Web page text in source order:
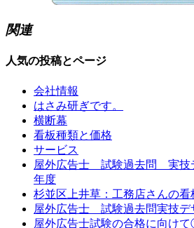
関連
人気の投稿とページ
会社情報
はさみ研ぎです。
横断幕
看板種類と価格
サービス
屋外広告士 試験過去問 実技
年度
杉並区上井草：工務店さんの看
屋外広告士 試験過去問実技
屋外広告士試験の合格に向け